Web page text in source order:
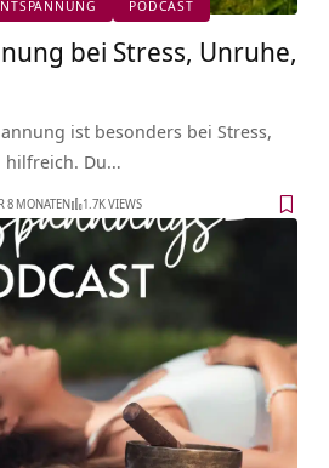
PODCAST
bei Stress, Unruhe,
ist besonders bei Stress,
hilfreich. Du…
8 MONATEN 1.7K VIEWS